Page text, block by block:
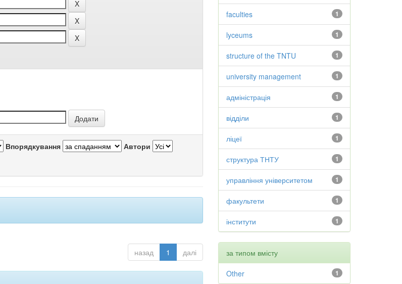
Впорядкування Автори
назад 1 далі
1
faculties
1
lyceums
1
structure of the TNTU
1
university management
1
адміністрація
1
відділи
1
ліцеї
1
структура ТНТУ
1
управління університетом
1
факультети
1
інститути
за типом вмісту
1
Other